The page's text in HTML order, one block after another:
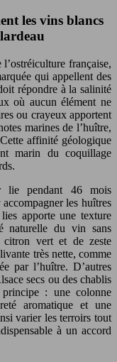
les vins blancs
française,
qui appellent des
répondre à la salinité
où aucun élément ne
ou crayeux apportent
marines de l’huître,
affinité géologique
marin du coquillage
lie pendant 46 mois
les huîtres
apporte une texture
naturelle du vin sans
citron vert et de zeste
très nette, comme
par l’huître. D’autres
secs ou des chablis
: une colonne
aromatique et une
varier les terroirs tout
à un accord